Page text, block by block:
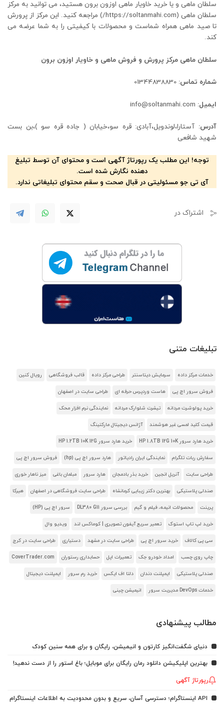
سلطان ماهی و یا خرید خاویار ماهی اوزون برون هستید، می توانید به مرکز
سلطان ماهی (https://soltanmahi.com/) مراجعه کنید. این مرکز از پرورش
تا صید ماهی همراه شماست و محصولات با کیفیتی را به شما عرضه می
کند.
سلطان ماهی مرکز پرورش و فروش ماهی و خاویار اوزون برون
شماره تماس:
ایمیل:
آدرس: آستارا،لوندویل،آبادی: قره سو،خیابان ( جاده قره سو )،بن بست
شهید شافعی
توجه! این مطلب یک رپورتاژ آگهی است و محتوای آن توسط تبلیغ
دهنده نگارش شده است.
آی تی جو مسئولیتی در قبال صحت و سقم محتوای تبلیغاتی ندارد.
اشتراک در
تبلیغات متنی
خدمات مرکز داده سرمایش دیتاسنتر طراحی مرکز داده قالب فروشگاهی رویال کنین
فروش سرور اچ پی هاست وردپرس حرفه ای طراحی سایت در اصفهان
خرید پولوشرت مردانه تیشرت شلوارک مردانه نمایندگی نرم افزار محک
قیمت کلید لمسی غیر هوشمند آژانس دیجیتال مارکتینگ
خرید هارد سرور HP 1.8TB 12G 10K خرید هارد سرور HP 1.2TB 10K 12G
سفارش ربات تلگرام نمایندگی ایران رادیاتور هارد سرور اچ پی (hp) فروش سرور اچ پی
طراحی سایت آنریل انجین خرید بذر بادمجان هارد سرور مبلمان باغی میز ناهار خوری
صندلی پلاستیکی بهترین دکتر زیبایی کرمانشاه طراحی سایت فروشگاهی در اصفهان هیرکا
پرینت محصولات انیمه، فیلم و گیم بررسی سرور DL380 G11 سرور اچ پی (HP)
خرید لپ تاپ استوک تعمیر سریع آیفون تصویری | کوماکس لند ویدیو وال
سی پی کالاف خرید سرور اچ پی طراحی سایت در مشهد دستیاری طراحی سایت در کرج
چاپ روی چسب امداد خودرو جک تعمیرات اپل حسابداری رستوران CoverTrader.com
صندلی پلاستیکی ایمپلنت دندان دلتا اف ایکس خرید رم سرور ایمپلنت دیجیتال
خدمات DevOps مدیریت سرور انیمیشن چینی
مطالب پیشنهادی
دنیای شگفت‌انگیز کارتون و انیمیشن، رایگان و برای همه سنین کودک
بهترین اپلیکیشن دانلود رمان رایگان برای موبایل؛ باغ استور را از دست ندهید!
رپورتاژ آگهی
API اینستاگرام؛ دسترسی آسان، سریع و بدون محدودیت به اطلاعات اینستاگرام